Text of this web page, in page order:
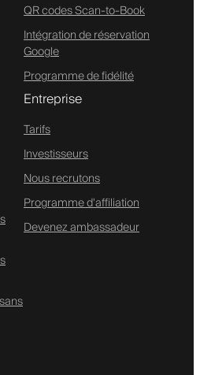
QR codes Scan-to-Book
Intégration de réservation
Google
Programme de fidélité
Entreprise
Tarifs
Investisseurs
Nous recrutons
Programme d'affiliation
Devenez ambassadeur